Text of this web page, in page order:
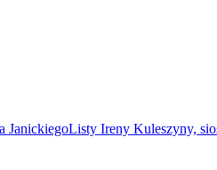
Listy Ireny Kuleszyny,